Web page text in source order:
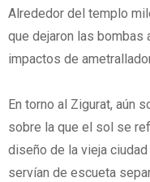
Alrededor del templo
que dejaron las bombas
impactos de
En torno al Zigurat, aún
sobre la que el sol se
diseño de la vieja
servían de escueta